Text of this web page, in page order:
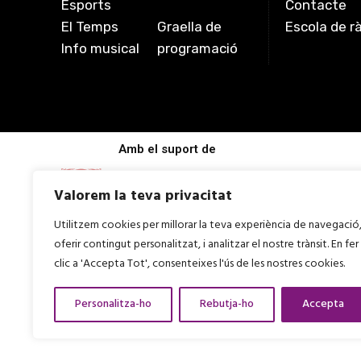
Valorem la teva privacitat
Utilitzem cookies per millorar la teva experiència de navegació,
oferir contingut personalitzat, i analitzar el nostre trànsit. En fer
clic a 'Accepta Tot', consenteixes l'ús de les nostres cookies.
Personalitza-ho Rebutja-ho Accepta
Esports
El Temps
Info musical
Graella de
programació
Contacte
Escola de
Amb el suport de